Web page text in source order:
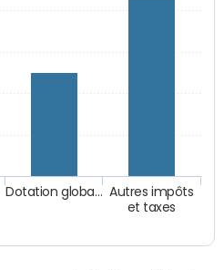
Autres impôts
et taxes
Dotation globa…